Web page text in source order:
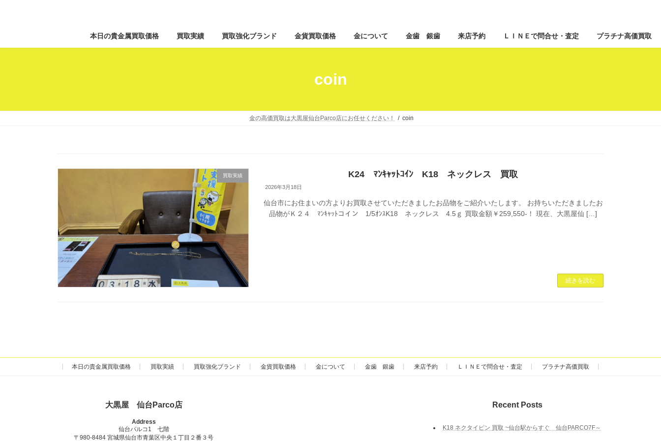
ン
テ
へ
ッ
プ
ビ
ゲ
ョ
移
動
本日の貴金属買取価格 買取実績 買取強化ブランド 金貨買取価格 金について 金歯 銀歯 来店予約 ＬＩＮＥで問合せ・査定 プラチナ高価買取
coin
金の高価買取は大黒屋仙台Parco店にお任せください！ coin
買取実績 K24 ﾏﾝｷｬｯﾄｺｲﾝ K18 ネックレス 買取
2026年3月18日
仙台市にお住まいの方よりお買取させていただきましたお品物をご紹介いたします。 お持ちいただきましたお
品物がＫ２４ ﾏﾝｷｬｯﾄコイン 1/5ｵﾝｽK18 ネックレス 4.5ｇ 買取金額￥259,550-！ 現在、大黒屋仙 […]
続きを読む
本日の貴金属買取価格 買取実績 買取強化ブランド 金貨買取価格 金について 金歯 銀歯 来店予約 ＬＩＮＥで問合せ・査定 プラチナ高価買取
大黒屋 仙台Parco店
Address
仙台パルコ1 七階
〒980-8484 宮城県仙台市青葉区中央１丁目２番３号
Recent Posts
K18 ネクタイピン 買取 ~仙台駅からすぐ 仙台PARCO7F～